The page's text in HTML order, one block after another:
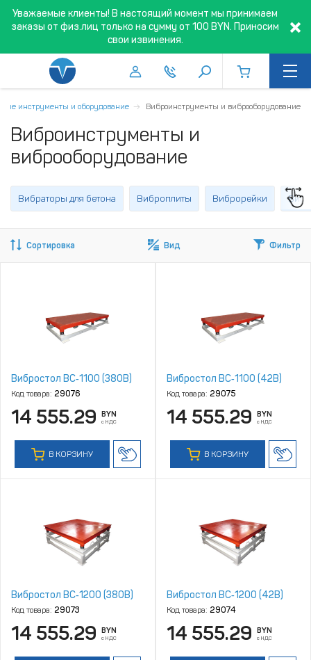
Уважаемые клиенты! В настоящий момент мы принимаем
заказы от физ.лиц только на сумму от 100 BYN. Приносим
свои извинения.
инструменты и оборудование Виброинструменты и виброоборудование
Виброинструменты и
виброоборудование
Вибраторы для бетона Виброплиты Виброрейки
Сортировка Вид Фильтр
Вибростол ВC‑1100 (380В)
Код товара: 29076
14 555.29 BYN
с НДС
В КОРЗИНУ
Вибростол ВC‑1100 (42В)
Код товара: 29075
14 555.29 BYN
с НДС
В КОРЗИНУ
Вибростол ВC‑1200 (380В)
Код товара: 29073
14 555.29 BYN
с НДС
Вибростол ВC‑1200 (42В)
Код товара: 29074
14 555.29 BYN
с НДС